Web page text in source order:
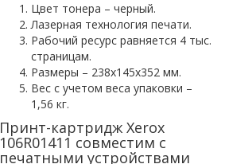
Цвет тонера – черный.
Лазерная технология печати.
Рабочий ресурс равняется 4 тыс.
страницам.
Размеры – 238х145х352 мм.
Вес с учетом веса упаковки –
1,56 кг.
Принт-картридж Xerox
106R01411 совместим с
печатными устройствами